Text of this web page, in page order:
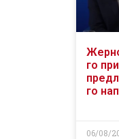
го
го
06/08/